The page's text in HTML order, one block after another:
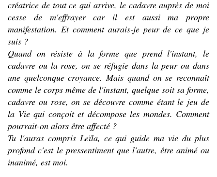
créatrice de tout ce qui arrive, le cadavre auprès de moi
cesse de m'effrayer car il est aussi ma propre
manifestation. Et comment aurais-je peur de ce que je
suis ?
Quand on résiste à la forme que prend l'instant, le
cadavre ou la rose, on se réfugie dans la peur ou dans
une quelconque croyance. Mais quand on se reconnaît
comme le corps même de l'instant, quelque soit sa forme,
cadavre ou rose, on se découvre comme étant le jeu de
la Vie qui conçoit et décompose les mondes. Comment
pourrait-on alors être affecté ?
Tu l'auras compris Leïla, ce qui guide ma vie du plus
profond c'est le pressentiment que l'autre, être animé ou
inanimé, est moi.